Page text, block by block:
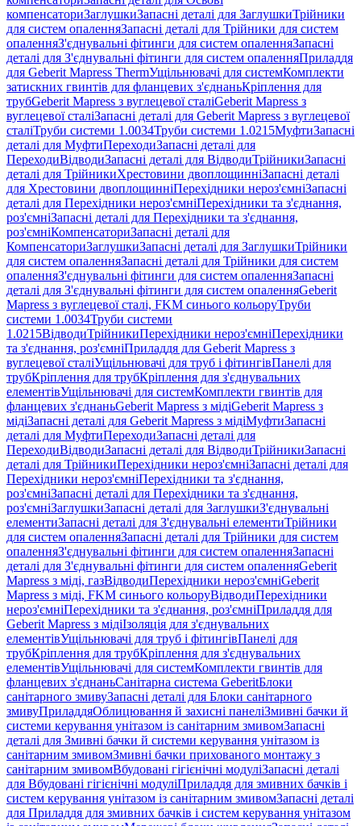
компенсаториЗаглушкиЗапасні деталі для ЗаглушкиТрійники
для систем опаленняЗапасні деталі для Трійники для систем
опаленняЗ'єднувальні фітинги для систем опаленняЗапасні
деталі для З'єднувальні фітинги для систем опаленняПриладдя
для Geberit Mapress ThermУщільнювачі для системКомплекти
затискних гвинтів для фланцевих з'єднаньКріплення для
трубGeberit Mapress з вуглецевої сталіGeberit Mapress з
вуглецевої сталіЗапасні деталі для Geberit Mapress з вуглецевої
сталіТруби системи 1.0034Труби системи 1.0215МуфтиЗапасні
деталі для МуфтиПереходиЗапасні деталі для
ПереходиВідводиЗапасні деталі для ВідводиТрійникиЗапасні
деталі для ТрійникиХрестовини двоплощинніЗапасні деталі
для Хрестовини двоплощинніПерехідники нероз'ємніЗапасні
деталі для Перехідники нероз'ємніПерехідники та з'єднання,
роз'ємніЗапасні деталі для Перехідники та з'єднання,
роз'ємніКомпенсаториЗапасні деталі для
КомпенсаториЗаглушкиЗапасні деталі для ЗаглушкиТрійники
для систем опаленняЗапасні деталі для Трійники для систем
опаленняЗ'єднувальні фітинги для систем опаленняЗапасні
деталі для З'єднувальні фітинги для систем опаленняGeberit
Mapress з вуглецевої сталі, FKM синього кольоруТруби
системи 1.0034Труби системи
1.0215ВідводиТрійникиПерехідники нероз'ємніПерехідники
та з'єднання, роз'ємніПриладдя для Geberit Mapress з
вуглецевої сталіУщільнювачі для труб і фітингівПанелі для
трубКріплення для трубКріплення для з'єднувальних
елементівУщільнювачі для системКомплекти гвинтів для
фланцевих з'єднаньGeberit Mapress з мідіGeberit Mapress з
мідіЗапасні деталі для Geberit Mapress з мідіМуфтиЗапасні
деталі для МуфтиПереходиЗапасні деталі для
ПереходиВідводиЗапасні деталі для ВідводиТрійникиЗапасні
деталі для ТрійникиПерехідники нероз'ємніЗапасні деталі для
Перехідники нероз'ємніПерехідники та з'єднання,
роз'ємніЗапасні деталі для Перехідники та з'єднання,
роз'ємніЗаглушкиЗапасні деталі для ЗаглушкиЗ'єднувальні
елементиЗапасні деталі для З'єднувальні елементиТрійники
для систем опаленняЗапасні деталі для Трійники для систем
опаленняЗ'єднувальні фітинги для систем опаленняЗапасні
деталі для З'єднувальні фітинги для систем опаленняGeberit
Mapress з міді, газВідводиПерехідники нероз'ємніGeberit
Mapress з міді, FKM синього кольоруВідводиПерехідники
нероз'ємніПерехідники та з'єднання, роз'ємніПриладдя для
Geberit Mapress з мідіІзоляція для з'єднувальних
елементівУщільнювачі для труб і фітингівПанелі для
трубКріплення для трубКріплення для з'єднувальних
елементівУщільнювачі для системКомплекти гвинтів для
фланцевих з'єднаньСанітарна система GeberitБлоки
санітарного змивуЗапасні деталі для Блоки санітарного
змивуПриладдяОблицювання й захисні панеліЗмивні бачки й
системи керування унітазом із санітарним змивомЗапасні
деталі для Змивні бачки й системи керування унітазом із
санітарним змивомЗмивні бачки прихованого монтажу з
санітарним змивомВбудовані гігієнічні модуліЗапасні деталі
для Вбудовані гігієнічні модуліПриладдя для змивних бачків і
систем керування унітазом із санітарним змивомЗапасні деталі
для Приладдя для змивних бачків і систем керування унітазом